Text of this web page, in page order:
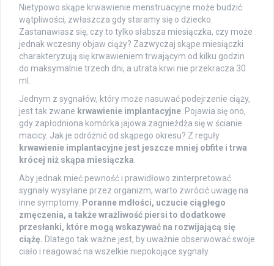
Nietypowo skąpe krwawienie menstruacyjne może budzić
wątpliwości, zwłaszcza gdy staramy się o dziecko.
Zastanawiasz się, czy to tylko słabsza miesiączka, czy może
jednak wczesny objaw ciąży? Zazwyczaj skąpe miesiączki
charakteryzują się krwawieniem trwającym od kilku godzin
do maksymalnie trzech dni, a utrata krwi nie przekracza 30
ml.
Jednym z sygnałów, który może nasuwać podejrzenie ciąży,
jest tak zwane krwawienie implantacyjne. Pojawia się ono,
gdy zapłodniona komórka jajowa zagnieżdża się w ścianie
macicy. Jak je odróżnić od skąpego okresu? Z reguły
krwawienie implantacyjne jest jeszcze mniej obfite i trwa
krócej niż skąpa miesiączka.
Aby jednak mieć pewność i prawidłowo zinterpretować
sygnały wysyłane przez organizm, warto zwrócić uwagę na
inne symptomy. Poranne mdłości, uczucie ciągłego
zmęczenia, a także wrażliwość piersi to dodatkowe
przesłanki, które mogą wskazywać na rozwijającą się
ciążę. Dlatego tak ważne jest, by uważnie obserwować swoje
ciało i reagować na wszelkie niepokojące sygnały.